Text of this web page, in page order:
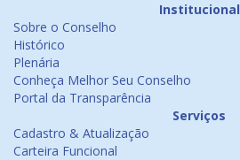
Institucional
Sobre o Conselho
Histórico
Plenária
Conheça Melhor Seu Conselho
Portal da Transparência
Serviços
Cadastro & Atualização
Carteira Funcional